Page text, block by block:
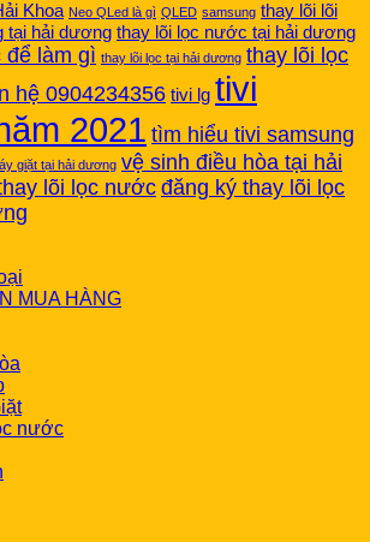
Khoa Neo QLed là gì QLED samsung thay lõi lõi
tại hải dương thay lõi lọc nước tại hải dương
làm gì thay lõi lọc tại hải dương thay lõi lọc
hệ 0904234356 tivi lg tivi
2021 tìm hiểu tivi samsung
giặt tại hải dương vệ sinh điều hòa tại hải
lõi lọc nước đăng ký thay lõi lọc
MUA HÀNG
nước